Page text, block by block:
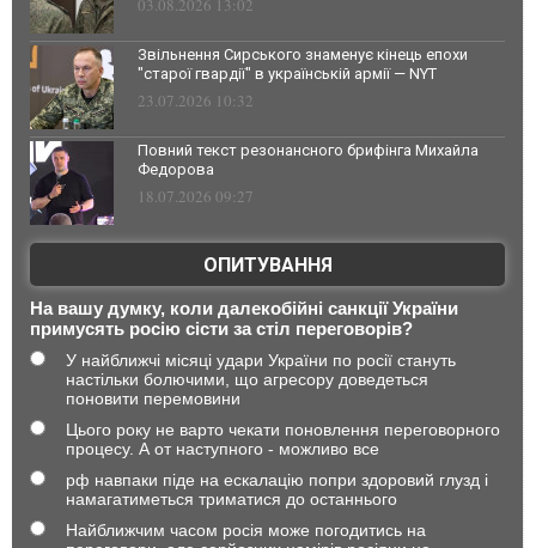
03.08.2026 13:02
Звільнення Сирського знаменує кінець епохи
"старої гвардії" в українській армії — NYT
23.07.2026 10:32
Повний текст резонансного брифінга Михайла
Федорова
18.07.2026 09:27
ОПИТУВАННЯ
На вашу думку, коли далекобійні санкції України
примусять росію сісти за стіл переговорів?
У найближчі місяці удари України по росії стануть
настільки болючими, що агресору доведеться
поновити перемовини
Цього року не варто чекати поновлення переговорного
процесу. А от наступного - можливо все
рф навпаки піде на ескалацію попри здоровий глузд і
намагатиметься триматися до останнього
Найближчим часом росія може погодитись на